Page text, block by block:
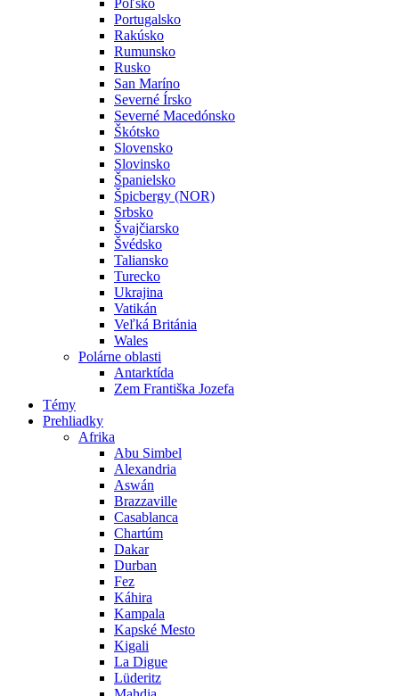
Poľsko
Portugalsko
Rakúsko
Rumunsko
Rusko
San Maríno
Severné Írsko
Severné Macedónsko
Škótsko
Slovensko
Slovinsko
Španielsko
Špicbergy (NOR)
Srbsko
Švajčiarsko
Švédsko
Taliansko
Turecko
Ukrajina
Vatikán
Veľká Británia
Wales
Polárne oblasti
Antarktída
Zem Františka Jozefa
Témy
Prehliadky
Afrika
Abu Simbel
Alexandria
Aswán
Brazzaville
Casablanca
Chartúm
Dakar
Durban
Fez
Káhira
Kampala
Kapské Mesto
Kigali
La Digue
Lüderitz